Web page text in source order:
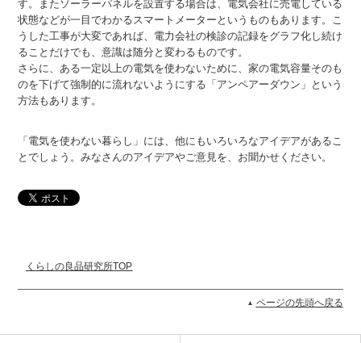
す。またソーラーパネルを設置する場合は、電気会社に売電している
状態などが一目でわかるスマートメーターというものもあります。こ
うした工事が大変であれば、電力会社の検診の記録をグラフ化し続け
ることだけでも、意識は随分と変わるものです。
さらに、ある一定以上の電気を使わないために、家の電気容量そのも
のを下げて強制的に流れないようにする「アンペアーダウン」という
方法もあります。
「電気を使わない暮らし」には、他にもいろいろなアイデアがあるこ
とでしょう。みなさんのアイデアやご意見を、お聞かせください。
くらしの良品研究所TOP
ページの先頭へ戻る